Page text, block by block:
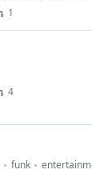
1
4
funk